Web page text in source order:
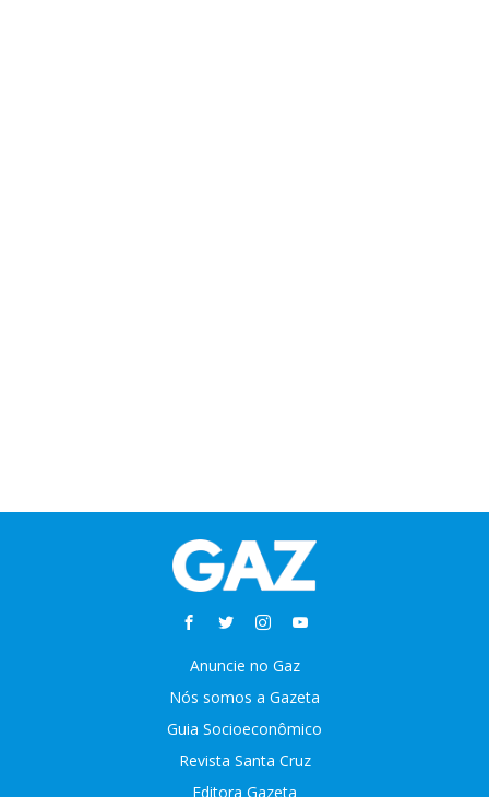
Anuncie no Gaz
Nós somos a Gazeta
Guia Socioeconômico
Revista Santa Cruz
Editora Gazeta